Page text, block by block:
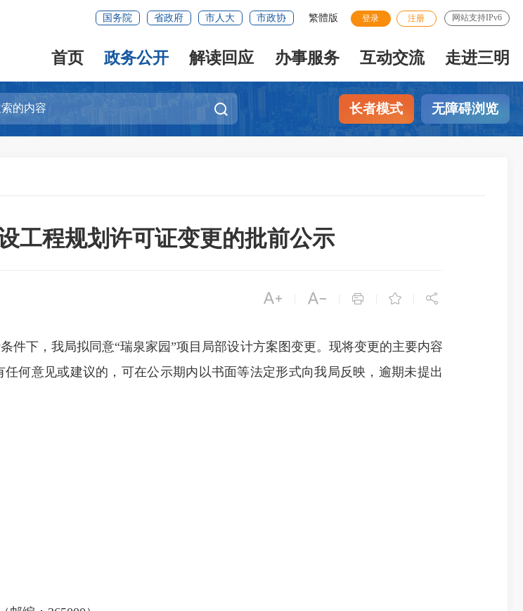
国务院 省政府 市人大 市政协 繁體版 登录 注册 网站支持IPv6
首页 政务公开 解读回应 办事服务 互动交流 走进三明
长者模式 无障碍浏览
工程规划许可证变更的批前公示
    
下，我局拟同意“瑞泉家园”项目局部设计方案图变更。现将变更的主要内容
何意见或建议的，可在公示期内以书面等法定形式向我局反映，逾期未提出